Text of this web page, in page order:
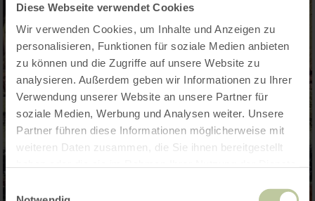
Diese Webseite verwendet Cookies
Wir verwenden Cookies, um Inhalte und Anzeigen zu
personalisieren, Funktionen für soziale Medien anbieten
zu können und die Zugriffe auf unsere Website zu
analysieren. Außerdem geben wir Informationen zu Ihrer
Verwendung unserer Website an unsere Partner für
soziale Medien, Werbung und Analysen weiter. Unsere
Partner führen diese Informationen möglicherweise mit
weiteren Daten zusammen, die Sie ihnen bereitgestellt